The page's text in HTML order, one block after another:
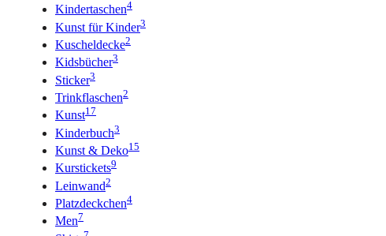
Kindertaschen4
Kunst für Kinder3
Kuscheldecke2
Kidsbücher3
Sticker3
Trinkflaschen2
Kunst17
Kinderbuch3
Kunst & Deko15
Kurstickets9
Leinwand2
Platzdeckchen4
Men7